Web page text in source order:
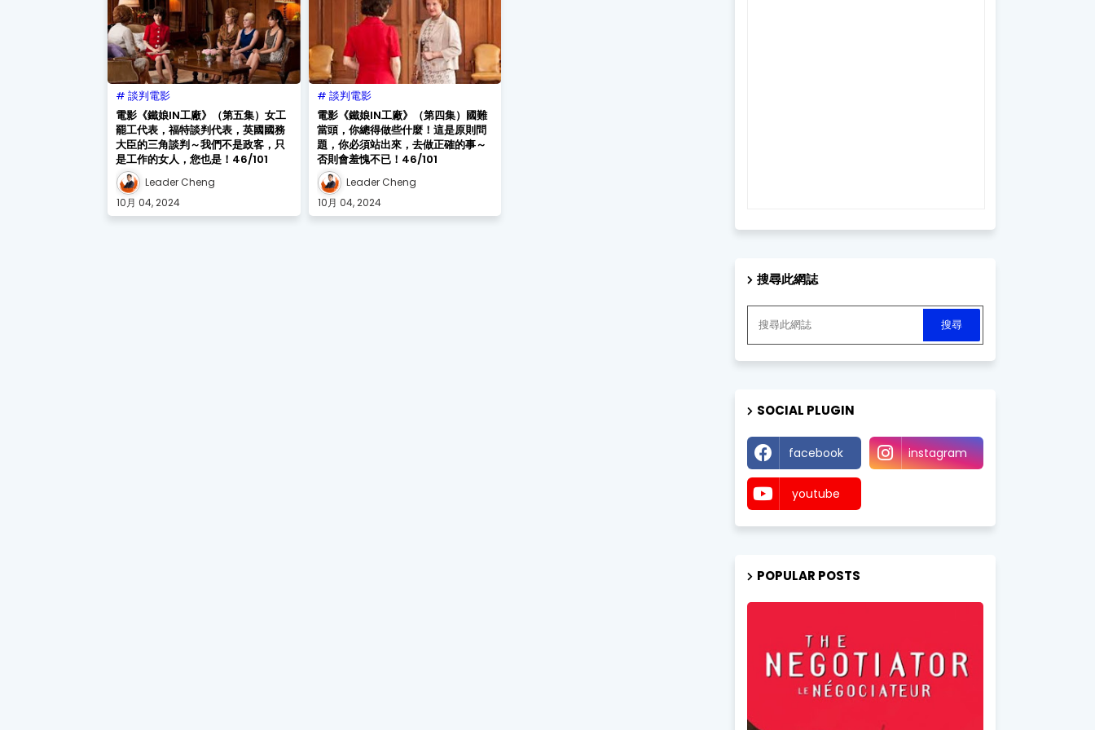
談判電影
電影《鐵娘IN工廠》（第五集）女工
罷工代表，福特談判代表，英國國務
大臣的三角談判～我們不是政客，只
是工作的女人，您也是！46/101
Leader Cheng
10月 04, 2024
談判電影
電影《鐵娘IN工廠》（第四集）國難
當頭，你總得做些什麼！這是原則問
題，你必須站出來，去做正確的事～
否則會羞愧不已！46/101
Leader Cheng
10月 04, 2024
搜尋此網誌
SOCIAL PLUGIN
facebook instagram
youtube
POPULAR POSTS